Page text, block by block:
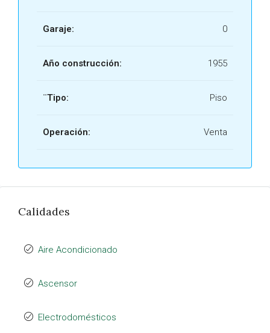
Garaje: 0
Año construcción: 1955
¨Tipo: Piso
Operación: Venta
Calidades
Aire Acondicionado
Ascensor
Electrodomésticos